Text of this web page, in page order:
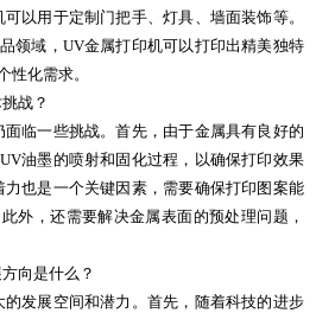
以用于定制门把手、灯具、墙面装饰等。
领域，UV金属打印机可以打印出精美独特
性化需求。
战？
临一些挑战。首先，由于金属具有良好的
油墨的喷射和固化过程，以确保打印效果
也是一个关键因素，需要确保打印图案能
外，还需要解决金属表面的预处理问题，
向是什么？
发展空间和潜力。首先，随着科技的进步